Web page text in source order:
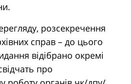
розсекречення
справ – до цього
відібрано окремі
про